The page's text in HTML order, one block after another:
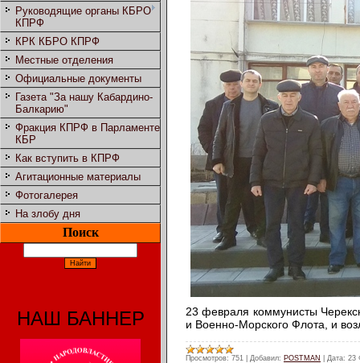
Руководящие органы КБРО
КПРФ
КРК КБРО КПРФ
Местные отделения
Официальные документы
Газета "За нашу Кабардино-
Балкарию"
Фракция КПРФ в Парламенте
КБР
Как вступить в КПРФ
Агитационные материалы
Фотогалерея
На злобу дня
Поиск
НАШ БАННЕР
23 февраля коммунисты
и Военно-Морского Флота, и
Просмотров: 751 Добавил: POSTMAN Дата: 23